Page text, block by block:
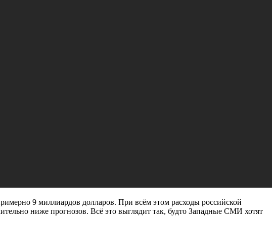
9 миллиардов долларов. При всём этом расходы российской
ниже прогнозов. Всё это выглядит так, будто Западные СМИ хотят